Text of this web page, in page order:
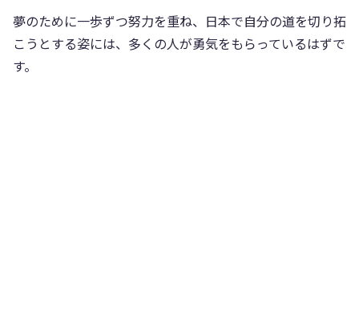
夢のために一歩ずつ努力を重ね、日本で自分の道を切り拓
こうとする姿には、多くの人が勇気をもらっているはずで
す。